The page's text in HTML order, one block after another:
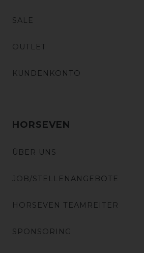
SALE
OUTLET
KUNDENKONTO
HORSEVEN
ÜBER UNS
JOB/STELLENANGEBOTE
HORSEVEN TEAMREITER
SPONSORING